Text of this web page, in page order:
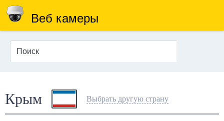
Веб камеры
Крым Выбрать другую страну